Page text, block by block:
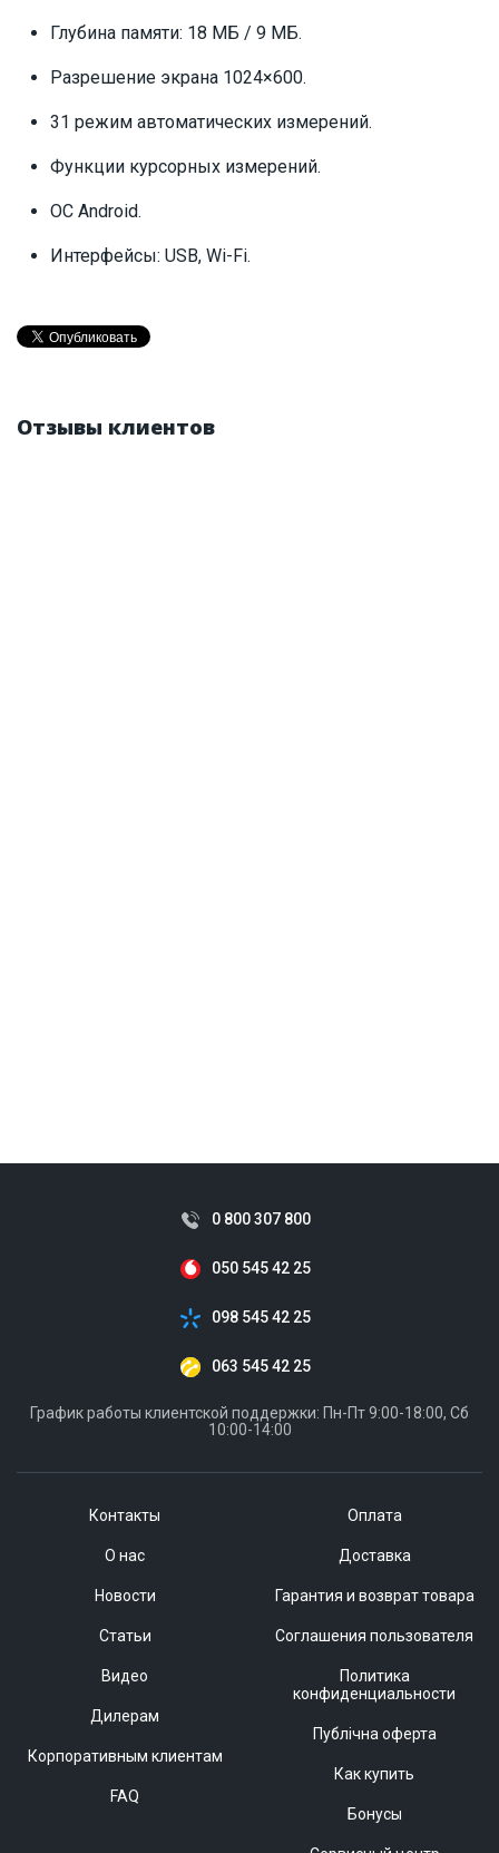
Глубина памяти: 18 МБ / 9 МБ.
Разрешение экрана 1024×600.
31 режим автоматических измерений.
Функции курсорных измерений.
ОС Android.
Интерфейсы: USB, Wi-Fi.
Отзывы клиентов
Контакты
О нас
Новости
Статьи
Видео
Дилерам
Корпоративным клиентам
FAQ
Оплата
Доставка
Гарантия и возврат товара
Соглашения пользователя
Политика
конфиденциальности
Публічна оферта
Как купить
Бонусы
0 800 307 800
050 545 42 25
098 545 42 25
063 545 42 25
График работы клиентской поддержки: Пн-Пт 9:00-18:00, Сб
10:00-14:00